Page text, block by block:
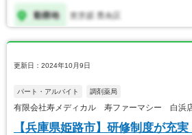
更新日：2024年10月9日
パート・アルバイト 調剤薬局
有限会社寿メディカル 寿ファーマシー 白浜
【兵庫県姫路市】研修制度が充